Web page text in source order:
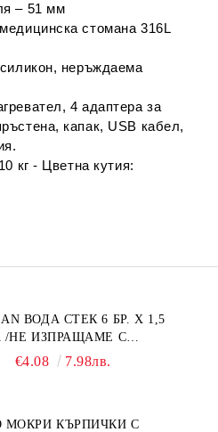
– 51 мм
стомана 316L
неръждаема
4 адаптера за
капак, USB кабел,
кг - Цветна кутия:
ВОДА СТЕК 6 БР. Х 1,5
/НЕ ИЗПРАЩАМЕ С
€4.08 7.98лв.